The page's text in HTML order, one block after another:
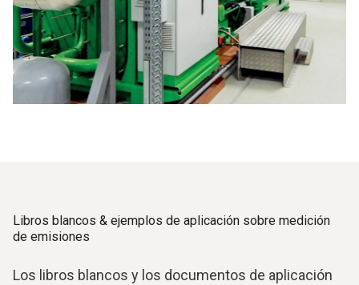
Libros blancos & ejemplos de aplicación sobre medición
de emisiones
Los libros blancos y los documentos de aplicación